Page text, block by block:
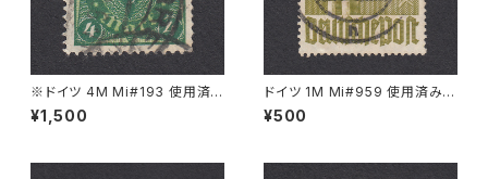
※ドイツ 4M Mi#193 使用済
み切手｜VARREL 30.11.1922
¥1,500
ドイツ 1M Mi#959 使用済み切
手｜STENDAL 11.8.1947
¥500